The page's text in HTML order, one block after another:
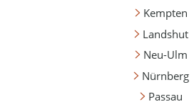
Kempten
Landshut
Neu-Ulm
Nürnberg
Passau